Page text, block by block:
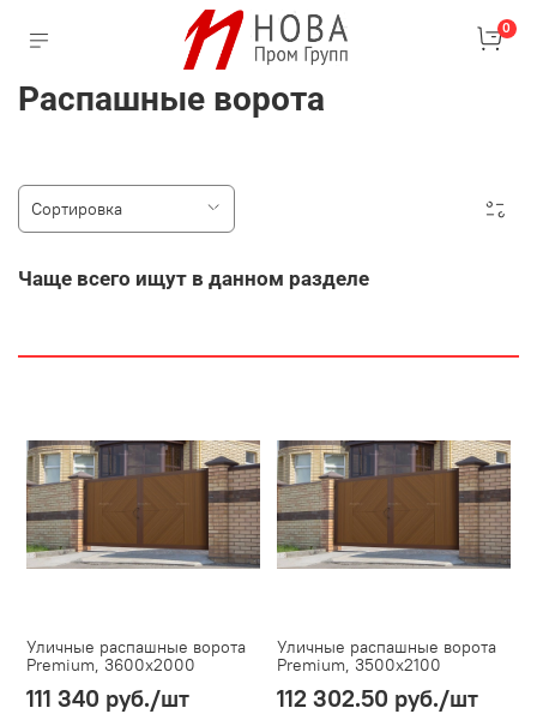
0
Распашные ворота
Чаще всего ищут в данном разделе
Уличные распашные ворота
Premium, 3600х2000
111 340 руб./шт
Уличные распашные ворота
Premium, 3500х2100
112 302.50 руб./шт